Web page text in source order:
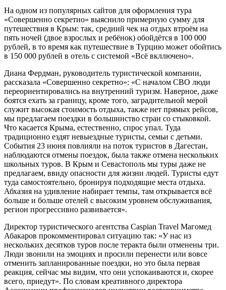
На одном из популярных сайтов для оформления тура
«Совершенно секретно» выяснило примерную сумму для
путешествия в Крым: так, средний чек на отдых втроём на
пять ночей (двое взрослых и ребёнок) обойдётся в 100 000
рублей, в то время как путешествие в Турцию может обойтись
в 150 000 рублей в отель с системой «Всё вкллючено».
Диана Фердман, руководитель туристической компании,
рассказала «Совершенно секретно»: «С началом СВО люди
переориентировались на внутренний туризм. Наверное, даже
боятся ехать за границу, кроме того, заградительной мерой
служит высокая стоимость отдыха, также нет прямых рейсов,
мы предлагаем поездки в большинство стран со стыковкой.
Что касается Крыма, естественно, спрос упал. Туда
традиционно ездят невыездные туристы, семьи с детьми.
События 23 июня повлияли на поток туристов в Дагестан,
наблюдаются отмены поездок, была также отмена нескольких
школьных туров. В Крым и Севастополь мы туры даже не
предлагаем, ввиду опасности для жизни людей. Туристы едут
туда самостоятельно, бронируя подходящие места отдыха.
Абхазия на удивление набирает темпы, там открывается всё
больше и больше отелей с высоким уровнем обслуживания,
регион прогрессивно развивается».
Директор туристического агентства Caspian Travel Магомед
Абакаров прокомментировал ситуацию так: «У нас из
нескольких десятков туров после теракта были отменены три.
Люди звонили на эмоциях и просили перенести или вовсе
отменить запланированные поездки, но это была первая
реакция, сейчас мы видим, что они успокаиваются и, скорее
всего, приедут». По словам креативного директора